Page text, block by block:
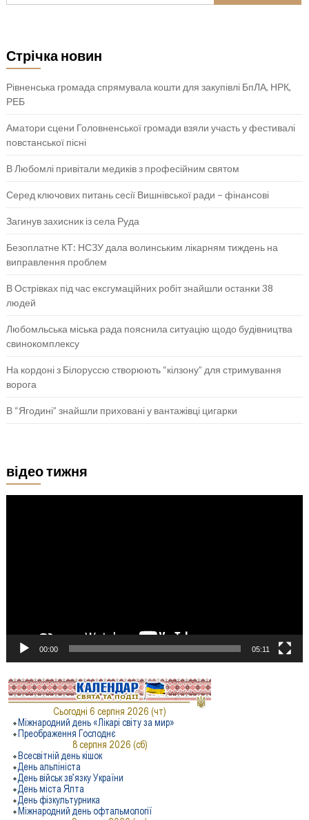
Стрічка новин
Рівненська громада спрямувала кошти для закупівлі БпЛА, НРК,
РЕБ
Аматори сцени Головненської громади взяли участь у фестивалі
повстанської пісні
В Любомлі привітали медиків з професійним святом
Серед ключових питань сесії Вишнівської ради – фінансові
Загинув захисник із села Руда
Безоплатне КТ: НСЗУ дала волинським лікарням тиждень на
виправлення проблем
В Острівках під час ексгумаційних робіт знайшли останки 38
людей
Любомльська міська рада пояснила ситуацію щодо будівництва
свинокомплексу
На кордоні з Білоруссю створюють “кілзону” для стримування
ворога
В “Ягодині” знайшли приховані у вантажівці цигарки
відео тижня
00:00 05:11